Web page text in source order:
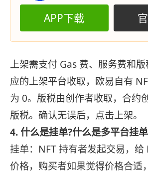
APP下载
上架需支付 Gas 费、服务费和
应的上架平台收取，欧易自有
为 0。版税由创作者收取，合约
版税。确认无误后，点击上架。
4. 什么是挂单?什么是多平台挂
挂单：NFT 持有者发起交易，给
价格，购买者如果觉得价格合适